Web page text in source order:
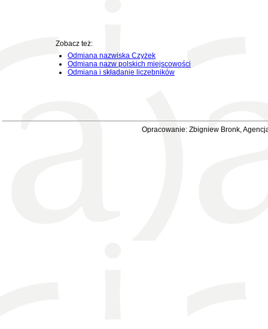
Zobacz też:
Odmiana nazwiska Czyżek
Odmiana nazw polskich miejscowości
Odmiana i składanie liczebników
Opracowanie: Zbigniew Bronk,